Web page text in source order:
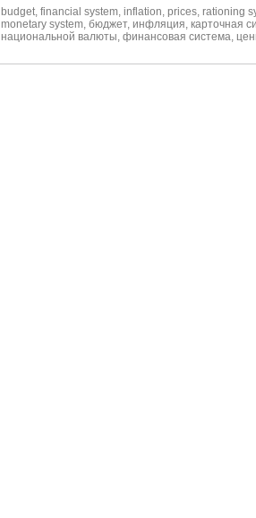
budget financial system inflation prices rationing
monetary system бюджет, инфляция карточная
национальной валюты финансовая система